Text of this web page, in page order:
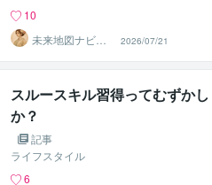
10
未来地図ナビゲ
ーター ☆TATS
UMI☆
2026/07/21
スルースキル習得ってむずか
か？
記事
ライフスタイル
6